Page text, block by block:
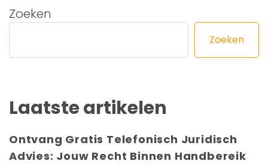
Zoeken
Zoeken
Laatste artikelen
Ontvang Gratis Telefonisch Juridisch
Advies: Jouw Recht Binnen Handbereik